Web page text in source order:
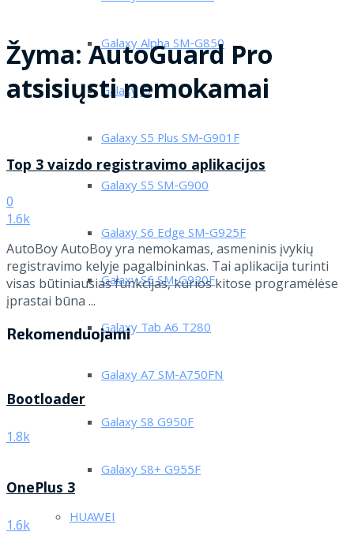
Galaxy Alpha SM-G850
Galaxy J5
Galaxy S5 Plus SM-G901F
Galaxy S5 SM-G900
Galaxy S6 Edge SM-G925F
Galaxy S6 SM-G920F
Galaxy Tab A6 T280
Galaxy A7 SM-A750FN
Galaxy S8 G950F
Galaxy S8+ G955F
HUAWEI
Žyma:AutoGuard Pro
atsisiųsti nemokamai
Top 3 vaizdo registravimo aplikacijos
0
1.6k
AutoBoy AutoBoy yra nemokamas, asmeninis įvykių
registravimo kelyje pagalbininkas. Tai aplikacija turinti
visas būtiniausias funkcijas, kurios kitose programėlėse
įprastai būna ...
Rekomenduojami
Bootloader
1.8k
OnePlus 3
1.6k